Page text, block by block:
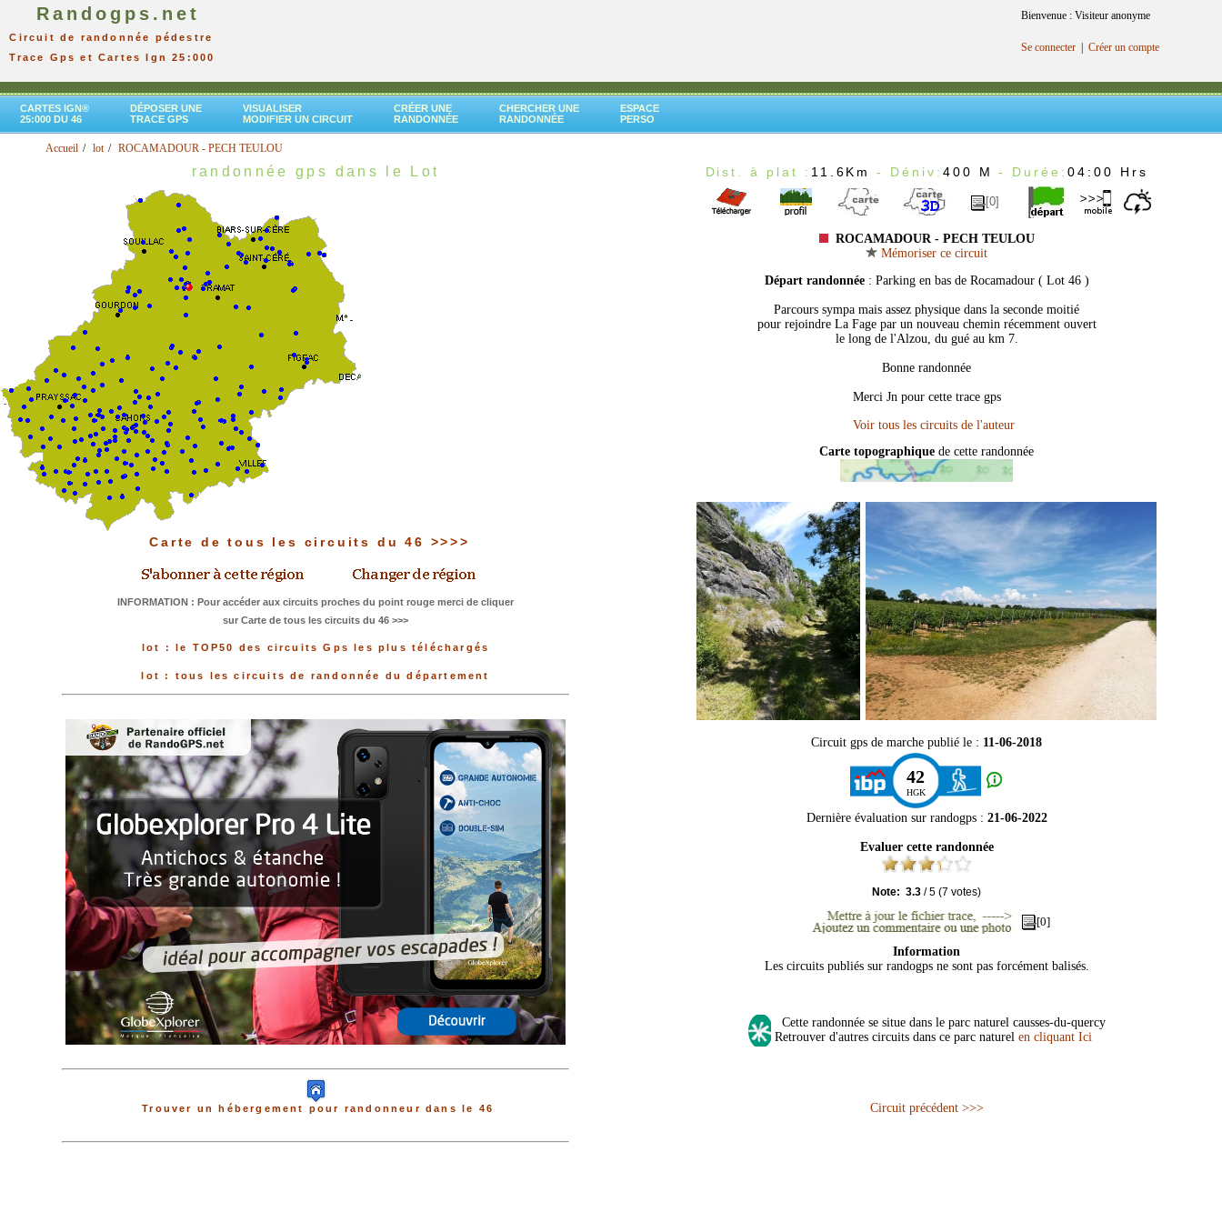
Randogps.net
Circuit de randonnée pédestre
Trace Gps et Cartes Ign 25:000
Bienvenue : Visiteur anonyme
Se connecter Créer un compte
CARTES IGN®
25:000 DU 46
DÉPOSER UNE
TRACE GPS
VISUALISER
MODIFIER UN CIRCUIT
CRÉER UNE
RANDONNÉE
CHERCHER UNE
RANDONNÉE
ESPACE
PERSO
Accueil lot ROCAMADOUR - PECH TEULOU
randonnée gps dans le Lot
Carte de tous les circuits du 46 >>>>
INFORMATION : Pour accéder aux circuits proches du point rouge merci de cliquer
sur Carte de tous les circuits du 46 >>>
lot : le TOP50 des circuits Gps les plus téléchargés
lot : tous les circuits de randonnée du département
Trouver un hébergement pour randonneur dans le 46
Dist. à plat : 11.6Km - Déniv: 400 M- Durée: 04:00 Hrs
[0]
ROCAMADOUR - PECH TEULOU
Mémoriser ce circuit
Départ randonnée : Parking en bas de Rocamadour ( Lot 46 )
Parcours sympa mais assez physique dans la seconde moitié
pour rejoindre La Fage par un nouveau chemin récemment ouvert
le long de l'Alzou, du gué au km 7.
Bonne randonnée
Merci Jn pour cette trace gps
Carte topographique de cette randonnée
Circuit gps de marche publié le : 11-06-2018
42
HGK
Dernière évaluation sur randogps : 21-06-2022
Evaluer cette randonnée
Note: 3.3 /5 (7 votes)
[0]
Information
Les circuits publiés sur randogps ne sont pas forcément balisés.
Cette randonnée se situe dans le parc naturel causses-du-quercy
Retrouver d'autres circuits dans ce parc naturel en cliquant Ici
Circuit précédent >>>